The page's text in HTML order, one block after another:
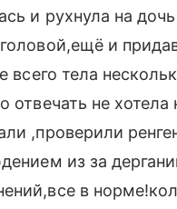
и рухнула на
и
всего тела
отвечать не хотела
,проверили
из за
в